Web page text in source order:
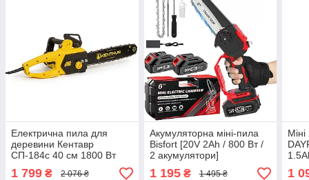
Електрична пила для
деревини Кентавр
СП-184с 40 см 1800 Вт
ланцюгова пила
електрична садова пила
1 799 ₴ 2 076 ₴
Акумуляторна міні-пила
Bisfort [20V 2Ah / 800 Вт /
2 акумулятори]
1 195₴ 1 495 ₴ 1